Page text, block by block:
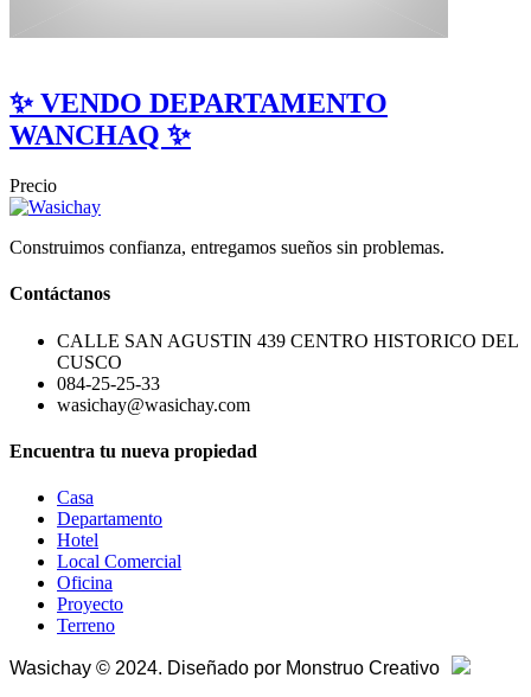
✨ VENDO DEPARTAMENTO
WANCHAQ ✨
Precio
Construimos confianza, entregamos sueños sin problemas.
Contáctanos
CALLE SAN AGUSTIN 439 CENTRO HISTORICO DEL
CUSCO
084-25-25-33
wasichay@wasichay.com
Encuentra tu nueva propiedad
Casa
Departamento
Hotel
Local Comercial
Oficina
Proyecto
Terreno
Wasichay © 2024. Diseñado por Monstruo Creativo